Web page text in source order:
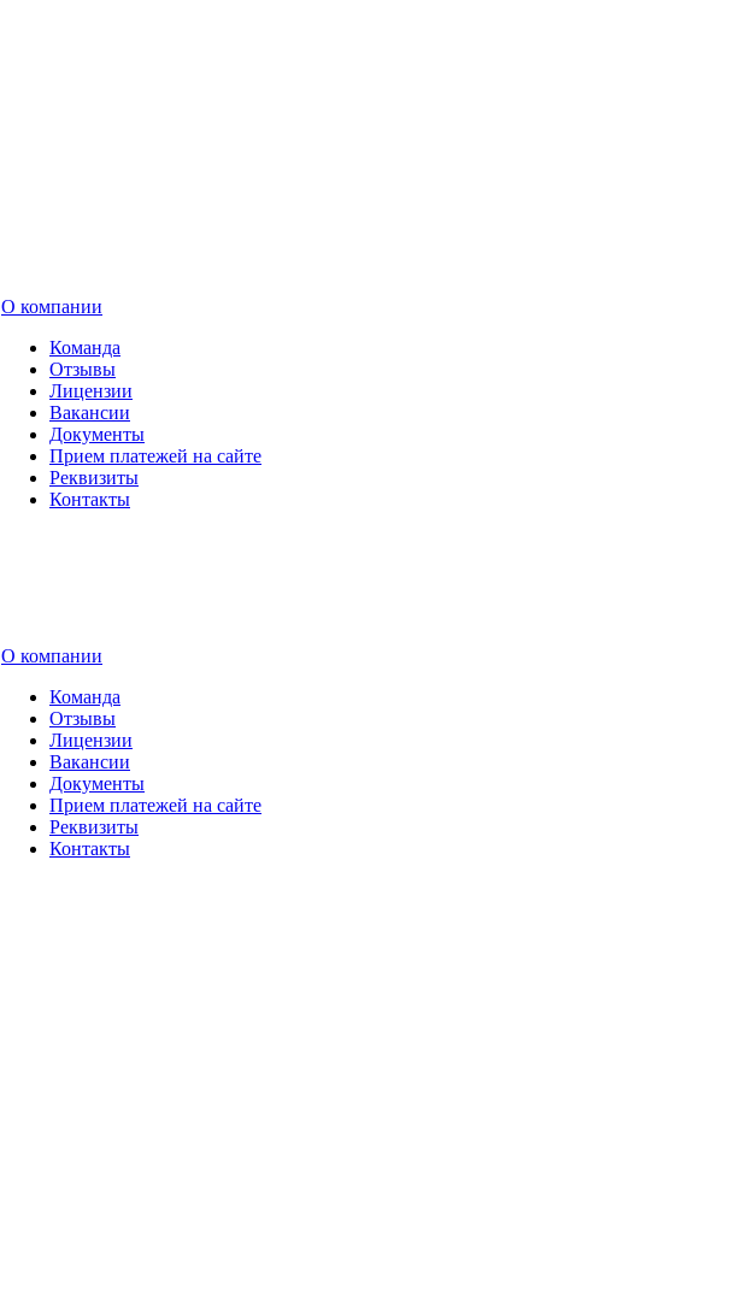
О компании
Команда
Отзывы
Лицензии
Вакансии
Документы
Прием платежей на сайте
Реквизиты
Контакты
О компании
Команда
Отзывы
Лицензии
Вакансии
Документы
Прием платежей на сайте
Реквизиты
Контакты